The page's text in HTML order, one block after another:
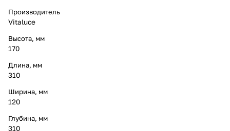
Производитель
Vitaluce
Высота, мм
170
Длина, мм
310
Ширина, мм
120
Глубина, мм
310